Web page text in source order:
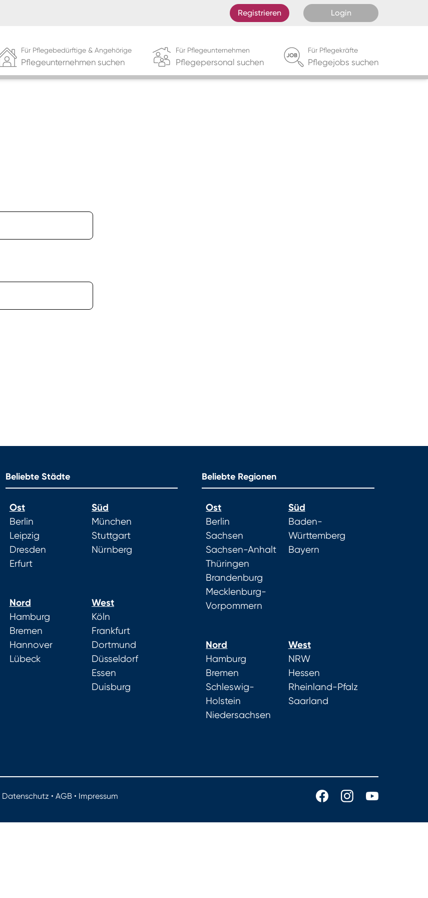
Registrieren Login
Für Pflegebedürftige & Angehörige
Pflegeunternehmen suchen
Für Pflegeunternehmen
Pflegepersonal suchen
Für Pflegekräfte
Pflegejobs suchen
Beliebte Städte
Ost
Berlin
Leipzig
Dresden
Erfurt
Süd
München
Stuttgart
Nürnberg
Nord
Hamburg
Bremen
Hannover
Lübeck
West
Köln
Frankfurt
Dortmund
Düsseldorf
Essen
Duisburg
Beliebte Regionen
Ost
Berlin
Sachsen
Sachsen-Anhalt
Thüringen
Brandenburg
Mecklenburg-
Vorpommern
Süd
Baden-
Württemberg
Bayern
Nord
Hamburg
Bremen
Schleswig-
Holstein
Niedersachsen
West
NRW
Hessen
Rheinland-Pfalz
Saarland
Datenschutz • AGB • Impressum